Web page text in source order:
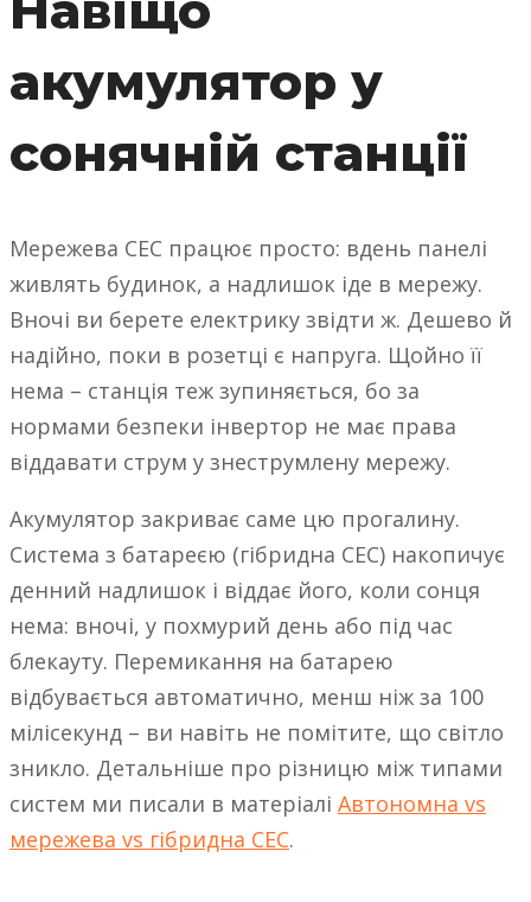
акумулятор у
сонячній станції
Мережева СЕС працює просто: вдень панелі
живлять будинок, а надлишок іде в мережу.
Вночі ви берете електрику звідти ж. Дешево й
надійно, поки в розетці є напруга. Щойно її
нема – станція теж зупиняється, бо за
нормами безпеки інвертор не має права
віддавати струм у знеструмлену мережу.
Акумулятор закриває саме цю прогалину.
Система з батареєю (гібридна СЕС) накопичує
денний надлишок і віддає його, коли сонця
нема: вночі, у похмурий день або під час
блекауту. Перемикання на батарею
відбувається автоматично, менш ніж за 100
мілісекунд – ви навіть не помітите, що світло
зникло. Детальніше про різницю між типами
систем ми писали в матеріалі Автономна vs
мережева vs гібридна СЕС.